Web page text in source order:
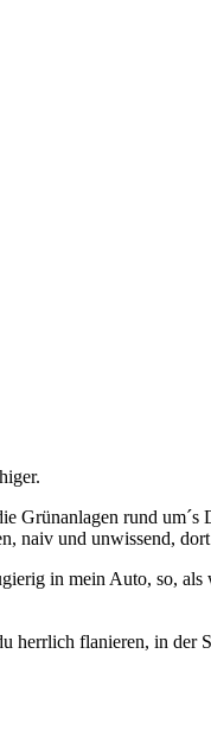
rund
naiv und unwissend,
in mein Auto, so,
flanieren, in der